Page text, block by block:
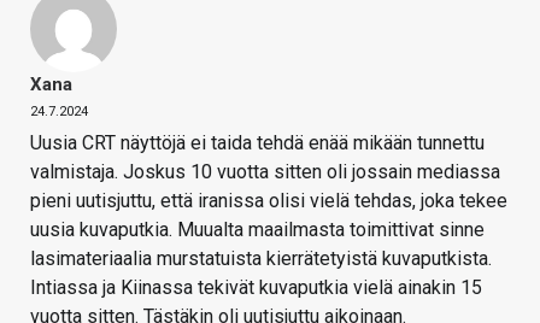
Xana
24.7.2024
Uusia CRT näyttöjä ei taida tehdä enää mikään tunnettu
valmistaja. Joskus 10 vuotta sitten oli jossain mediassa
pieni uutisjuttu, että iranissa olisi vielä tehdas, joka tekee
uusia kuvaputkia. Muualta maailmasta toimittivat sinne
lasimateriaalia murstatuista kierrätetyistä kuvaputkista.
Intiassa ja Kiinassa tekivät kuvaputkia vielä ainakin 15
vuotta sitten. Tästäkin oli uutisjuttu aikoinaan.